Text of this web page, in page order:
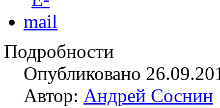
Подробности
Опубликовано
Автор: Андрей Соснин